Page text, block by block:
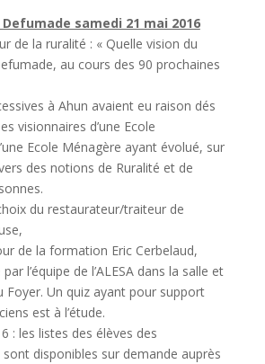
samedi 21 mai 2016
de la ruralité : « Quelle vision du
au cours des 90 prochaines
à Ahun avaient eu raison dés
visionnaires d’une Ecole
Ecole Ménagère ayant évolué, sur
des notions de Ruralité et de
du restaurateur/traiteur de
de la formation Eric Cerbelaud,
l’équipe de l’ALESA dans la salle et
Foyer. Un quiz ayant pour support
est à l’étude.
: les listes des élèves des
disponibles sur demande auprès